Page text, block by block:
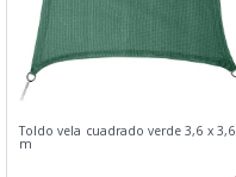
Toldo vela cuadrado verde 3,6 x 3,6
m